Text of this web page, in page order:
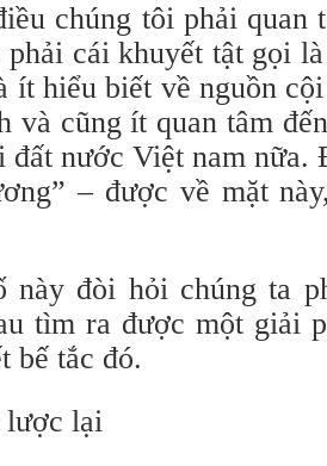
chúng tôi phải
phải cái khuyết tật gọi
ít hiểu biết về nguồn
và cũng ít quan tâm
đất nước Việt nam nữa.
– được về mặt
này đòi hỏi chúng ta
tìm ra được một giải
bế tắc đó.
lại